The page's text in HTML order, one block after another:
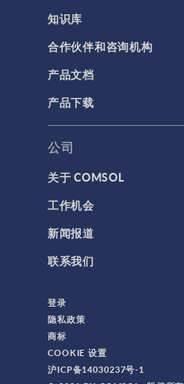
知识库
合作伙伴和咨询机构
产品文档
产品下载
公司
关于 COMSOL
工作机会
新闻报道
联系我们
登录
隐私政策
商标
COOKIE 设置
沪ICP备14030237号-1